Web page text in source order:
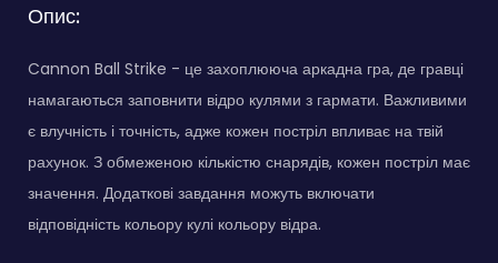
Опис:
Cannon Ball Strike - це захоплююча аркадна гра, де гравці
намагаються заповнити відро кулями з гармати. Важливими
є влучність і точність, адже кожен постріл впливає на твій
рахунок. З обмеженою кількістю снарядів, кожен постріл має
значення. Додаткові завдання можуть включати
відповідність кольору кулі кольору відра.